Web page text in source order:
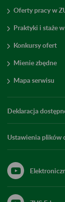
Oferty pracy w
Praktyki i staże w
Konkursy ofert
Mienie zbędne
Mapa serwisu
Deklaracja
Ustawienia plików